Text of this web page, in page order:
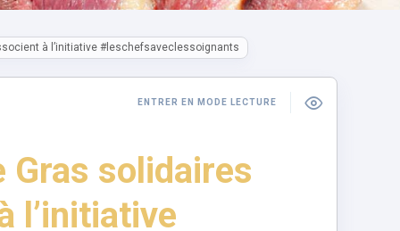
à l’initiative #leschefsaveclessoignants
ENTRER EN MODE LECTURE
Gras solidaires
l’initiative